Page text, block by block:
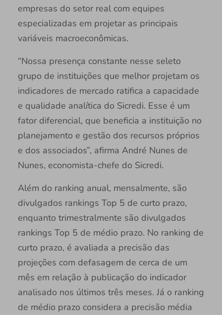
empresas do setor real com equipes
especializadas em projetar as principais
variáveis macroeconômicas.
“Nossa presença constante nesse seleto
grupo de instituições que melhor projetam os
indicadores de mercado ratifica a capacidade
e qualidade analítica do Sicredi. Esse é um
fator diferencial, que beneficia a instituição no
planejamento e gestão dos recursos próprios
e dos associados”, afirma André Nunes de
Nunes, economista-chefe do Sicredi.
Além do ranking anual, mensalmente, são
divulgados rankings Top 5 de curto prazo,
enquanto trimestralmente são divulgados
rankings Top 5 de médio prazo. No ranking de
curto prazo, é avaliada a precisão das
projeções com defasagem de cerca de um
mês em relação à publicação do indicador
analisado nos últimos três meses. Já o ranking
de médio prazo considera a precisão média